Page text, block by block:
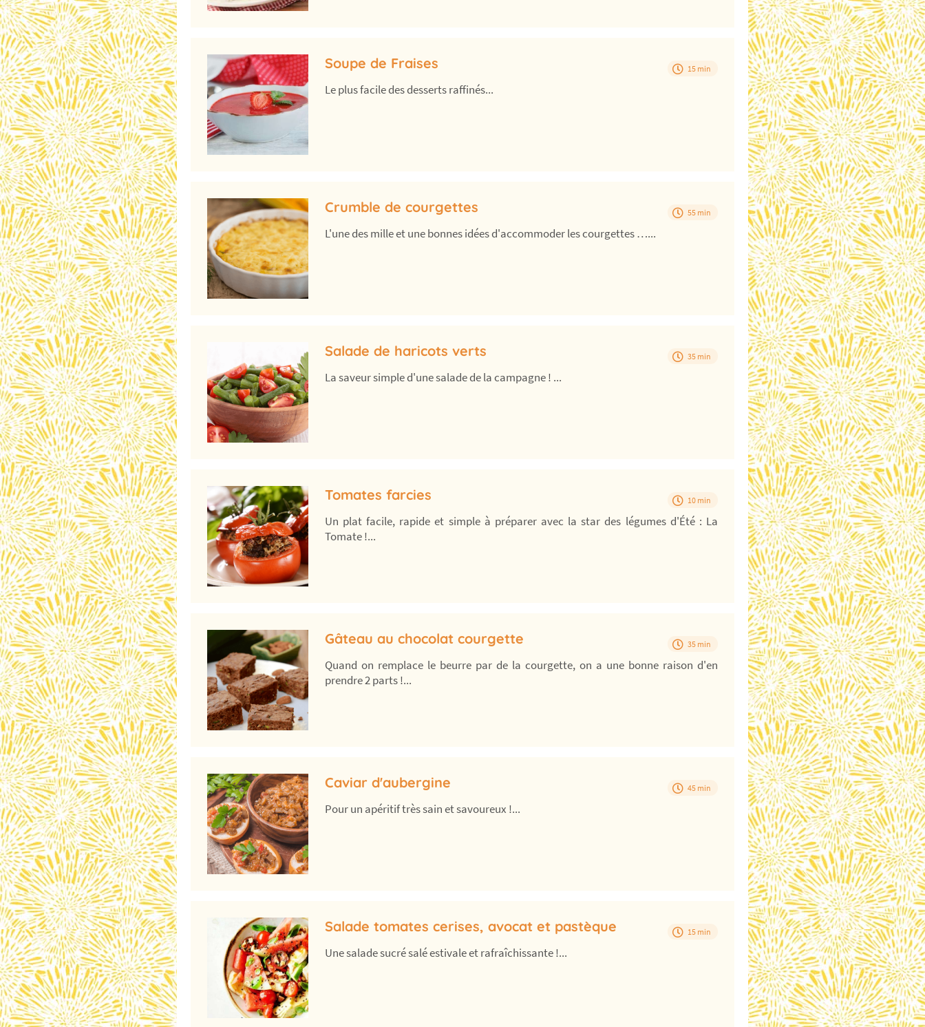
Soupe de Fraises 15 min
Le plus facile des desserts raffinés...
Crumble de courgettes 55 min
L'une des mille et une bonnes idées d'accommoder les courgettes …...
Salade de haricots verts 35 min
La saveur simple d'une salade de la campagne ! ...
Tomates farcies 10 min
Un plat facile, rapide et simple à préparer avec la star des légumes d'Été : La
Tomate !...
Gâteau au chocolat courgette 35 min
Quand on remplace le beurre par de la courgette, on a une bonne raison d'en
prendre 2 parts !...
Caviar d'aubergine 45 min
Pour un apéritif très sain et savoureux !...
Salade tomates cerises, avocat et pastèque 15 min
Une salade sucré salé estivale et rafraîchissante !...